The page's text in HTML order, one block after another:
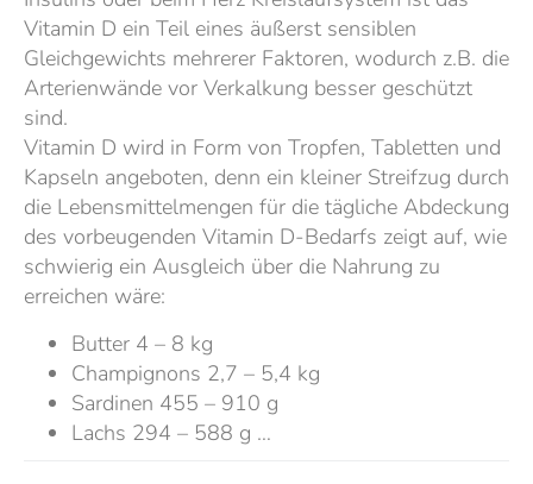
Vitamin D ein Teil eines äußerst sensiblen
Gleichgewichts mehrerer Faktoren, wodurch z.B. die
Arterienwände vor Verkalkung besser geschützt
sind.
Vitamin D wird in Form von Tropfen, Tabletten und
Kapseln angeboten, denn ein kleiner Streifzug durch
die Lebensmittelmengen für die tägliche Abdeckung
des vorbeugenden Vitamin D-Bedarfs zeigt auf, wie
schwierig ein Ausgleich über die Nahrung zu
erreichen wäre:
Butter 4 – 8 kg
Champignons 2,7 – 5,4 kg
Sardinen 455 – 910 g
Lachs 294 – 588 g …